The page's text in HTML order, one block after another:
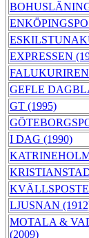
EXPRESSEN
FALUKURIREN
GEFLE
GT (1995)
I DAG (1990)
LJUSNAN
MOTALA &
(2009)